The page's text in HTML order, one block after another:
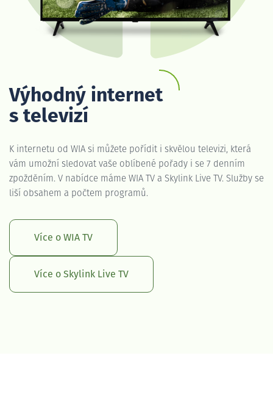
Výhodný internet
s televizí
K internetu od WIA si můžete pořídit i skvělou televizi, která
vám umožní sledovat vaše oblíbené pořady i se 7 denním
zpožděním. V nabídce máme WIA TV a Skylink Live TV. Služby se
liší obsahem a počtem programů.
Více o WIA TV
Více o Skylink Live TV